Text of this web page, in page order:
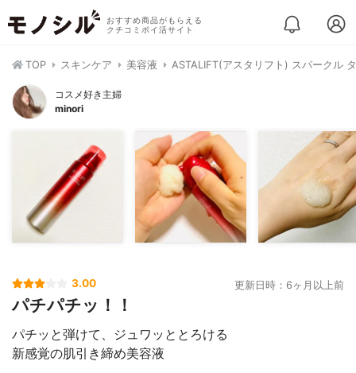
おすすめ商品がもらえる
クチコミポイ活サイト
TOP スキンケア 美容液 ASTALIFT(アスタリフト) スパークル
コスメ好き主婦
minori
3.00 更新日時：6ヶ月以上前
パチパチッ！！
パチッと弾けて、ジュワッととろける
新感覚の肌引き締め美容液